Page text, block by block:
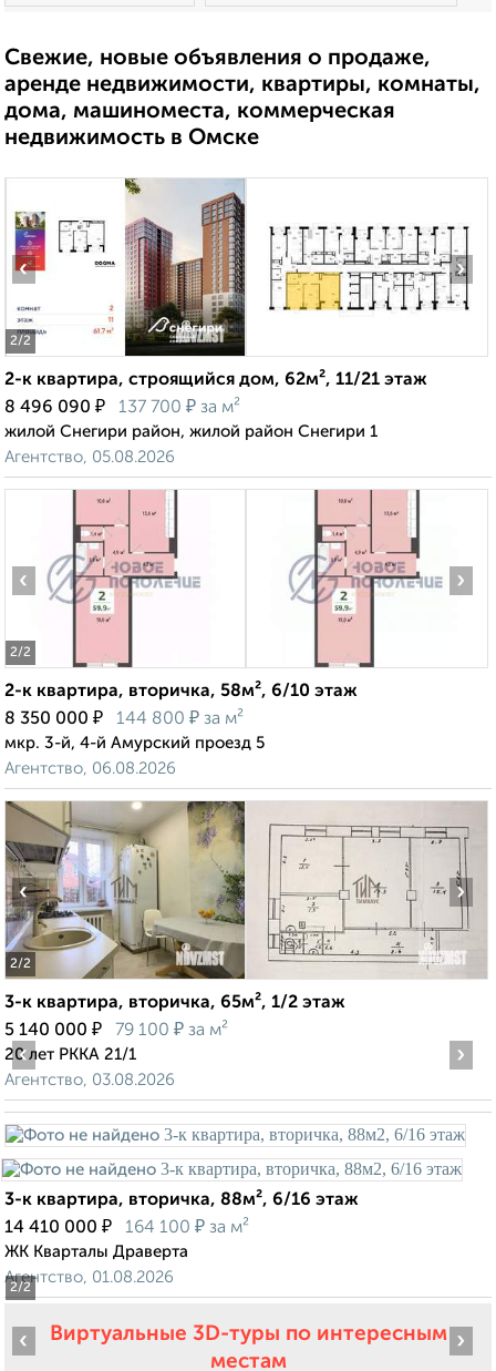
Свежие, новые объявления о продаже,
аренде недвижимости, квартиры, комнаты,
дома, машиноместа, коммерческая
недвижимость в Омске
2/2
‹ ›
2-к квартира, строящийся дом, 62м², 11/21 этаж
8 496 090 ₽ 137 700 ₽ за м²
жилой Снегири район, жилой район Снегири 1
Агентство, 05.08.2026
2/2
‹ ›
2-к квартира, вторичка, 58м², 6/10 этаж
8 350 000 ₽ 144 800 ₽ за м²
мкр. 3-й, 4-й Амурский проезд 5
Агентство, 06.08.2026
2/2
‹ ›
3-к квартира, вторичка, 65м², 1/2 этаж
5 140 000 ₽ 79 100 ₽ за м²
20 лет РККА 21/1
Агентство, 03.08.2026
2/2
‹ ›
3-к квартира, вторичка, 88м², 6/16 этаж
14 410 000 ₽ 164 100 ₽ за м²
ЖК Кварталы Драверта
Агентство, 01.08.2026
Виртуальные 3D-туры по интересным
местам
‹ ›